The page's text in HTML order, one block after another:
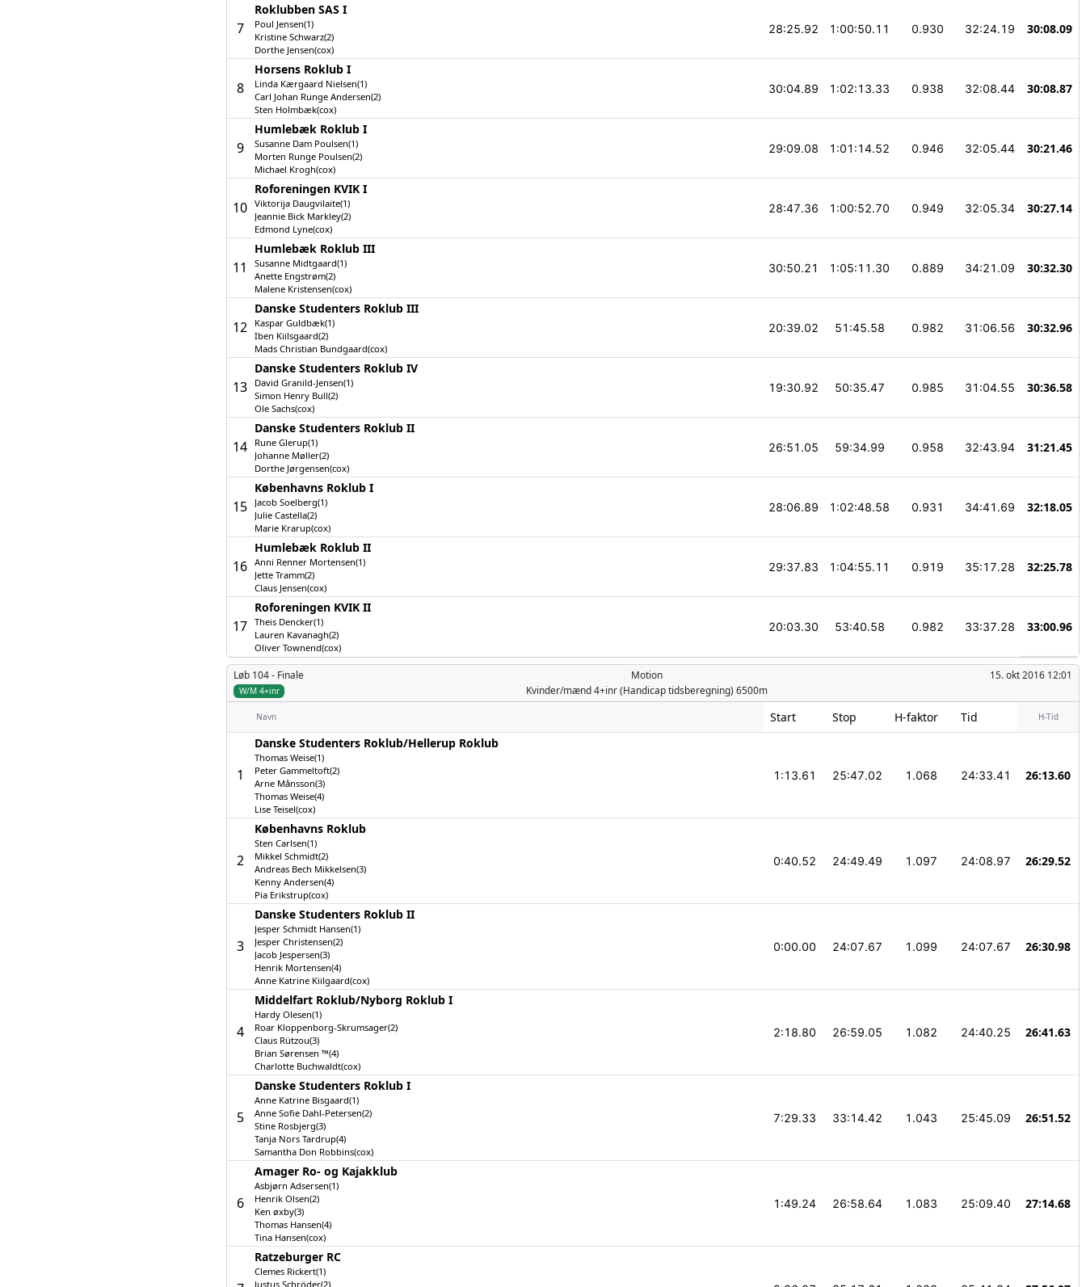
7
Roklubben SAS I
Poul Jensen(1)
Kristine Schwarz(2)
Dorthe Jensen(cox)
28:25.92 1:00:50.11 0.930 32:24.19 30:08.09
8
Horsens Roklub I
Linda Kærgaard Nielsen(1)
Carl Johan Runge Andersen(2)
Sten Holmbæk(cox)
30:04.89 1:02:13.33 0.938 32:08.44 30:08.87
9
Humlebæk Roklub I
Susanne Dam Poulsen(1)
Morten Runge Poulsen(2)
Michael Krogh(cox)
29:09.08 1:01:14.52 0.946 32:05.44 30:21.46
10
Roforeningen KVIK I
Viktorija Daugvilaite(1)
Jeannie Bick Markley(2)
Edmond Lyne(cox)
28:47.36 1:00:52.70 0.949 32:05.34 30:27.14
11
Humlebæk Roklub III
Susanne Midtgaard(1)
Anette Engstrøm(2)
Malene Kristensen(cox)
30:50.21 1:05:11.30 0.889 34:21.09 30:32.30
12
Danske Studenters Roklub III
Kaspar Guldbæk(1)
Iben Kiilsgaard(2)
Mads Christian Bundgaard(cox)
20:39.02 51:45.58 0.982 31:06.56 30:32.96
13
Danske Studenters Roklub IV
David Granild-Jensen(1)
Simon Henry Bull(2)
Ole Sachs(cox)
19:30.92 50:35.47 0.985 31:04.55 30:36.58
14
Danske Studenters Roklub II
Rune Glerup(1)
Johanne Møller(2)
Dorthe Jørgensen(cox)
26:51.05 59:34.99 0.958 32:43.94 31:21.45
15
Københavns Roklub I
Jacob Soelberg(1)
Julie Castella(2)
Marie Krarup(cox)
28:06.89 1:02:48.58 0.931 34:41.69 32:18.05
16
Humlebæk Roklub II
Anni Renner Mortensen(1)
Jette Tramm(2)
Claus Jensen(cox)
29:37.83 1:04:55.11 0.919 35:17.28 32:25.78
17
Roforeningen KVIK II
Theis Dencker(1)
Lauren Kavanagh(2)
Oliver Townend(cox)
20:03.30 53:40.58 0.982 33:37.28 33:00.96
Løb 104 - Finale Motion 15. okt 2016 12:01
W/M 4+inr Kvinder/mænd4+inr (Handicap tidsberegning) 6500m
Navn Start Stop H-faktor Tid H-Tid
1
Danske Studenters Roklub/­Hellerup Roklub
Thomas Weise(1)
Peter Gammeltoft(2)
Arne Månsson(3)
Thomas Weise(4)
Lise Teisel(cox)
1:13.61 25:47.02 1.068 24:33.41 26:13.60
2
Københavns Roklub
Sten Carlsen(1)
Mikkel Schmidt(2)
Andreas Bech Mikkelsen(3)
Kenny Andersen(4)
Pia Erikstrup(cox)
0:40.52 24:49.49 1.097 24:08.97 26:29.52
3
Danske Studenters Roklub II
Jesper Schmidt Hansen(1)
Jesper Christensen(2)
Jacob Jespersen(3)
Henrik Mortensen(4)
Anne Katrine Kiilgaard(cox)
0:00.00 24:07.67 1.099 24:07.67 26:30.98
4
Middelfart Roklub/­Nyborg Roklub I
Hardy Olesen(1)
Roar Kloppenborg-Skrumsager(2)
Claus Rützou(3)
Brian Sørensen ™(4)
Charlotte Buchwaldt(cox)
2:18.80 26:59.05 1.082 24:40.25 26:41.63
5
Danske Studenters Roklub I
Anne Katrine Bisgaard(1)
Anne Sofie Dahl-Petersen(2)
Stine Rosbjerg(3)
Tanja Nors Tardrup(4)
Samantha Don Robbins(cox)
7:29.33 33:14.42 1.043 25:45.09 26:51.52
6
Amager Ro- og Kajakklub
Asbjørn Adsersen(1)
Henrik Olsen(2)
Ken øxby(3)
Thomas Hansen(4)
Tina Hansen(cox)
1:49.24 26:58.64 1.083 25:09.40 27:14.68
Ratzeburger RC
Clemes Rickert(1)
Justus Schröder(2)